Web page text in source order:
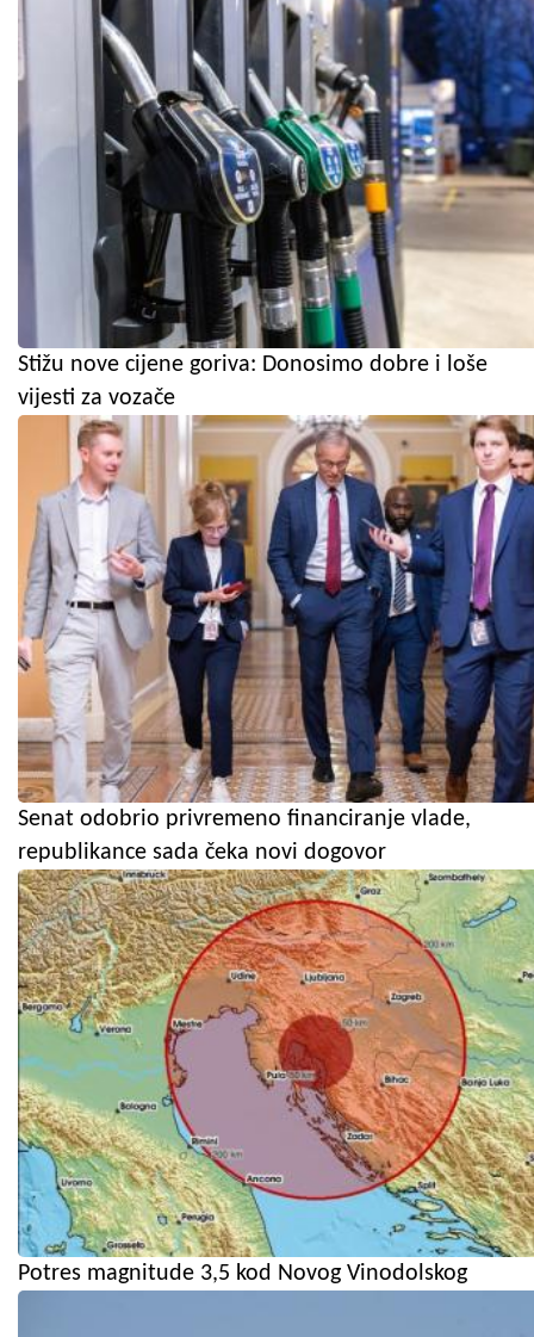
Stižu nove cijene goriva: Donosimo dobre i loše
vijesti za vozače
Senat odobrio privremeno financiranje vlade,
republikance sada čeka novi dogovor
Potres magnitude 3,5 kod Novog Vinodolskog